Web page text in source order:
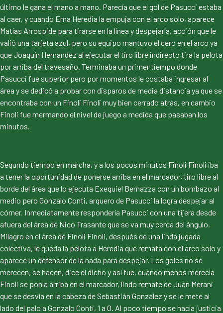
último le gana el mano a mano. Parecía que el gol de Pasucci estaba
al caer, y cuando Ema Heredia la empuja con el arco solo, aparece
Matías Arrospide para tirarse en la línea y despejarla, acción que le
valió una tarjeta azul, pero su equipo mantuvo el cero en el arco ya
que Joaquín Hernandez al ejecutar el tiro libre indirecto tira la pelota
por arriba del travesaño. Terminaba un primer tiempo donde
Pasucci fue superior pero por momentos le costaba ingresar al
área y se dedicó a probar con disparos de media distancia ya que se
encontraba con un Finoli Finoli muy bien cerrado atrás, en cambio
Finoli fue mermando el nivel de juego a medida que pasaban los
minutos.
Segundo tiempo en marcha, y a los pocos minutos Finoli Finoli iba
a tener la oportunidad de ponerse arriba en el marcador, tiro libre al
borde del área que lo ejecuta Exequiel Bernazza con un bombazo al
medio pero Gonzalo Conti, arquero de Pasucci la logra despejar al
córner. Inmediatamente respondería Pasucci con una tijera desde
afuera del área de Nico Trasante que se va muy cerca del ángulo.
Milagro en el área de Finoli Finoli, después de una linda jugada
colectiva, le queda la pelota a Heredia que remata con el arco solo y
aparece un defensor de la nada para despejar. Los goles no se
merecen, se hacen, dice el dicho y así fue, cuando menos merecía
Finoli se ponía arriba en el marcador, lindo remate de Juan Merani
que se desvía en la cabeza de Sebastián González y se le mete al
lado del palo a Gonzalo Conti, 1 a 0. Al poco tiempo se hacía justicia